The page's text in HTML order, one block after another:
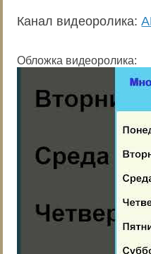
Канал видеоролика:
Обложка видеоролика: